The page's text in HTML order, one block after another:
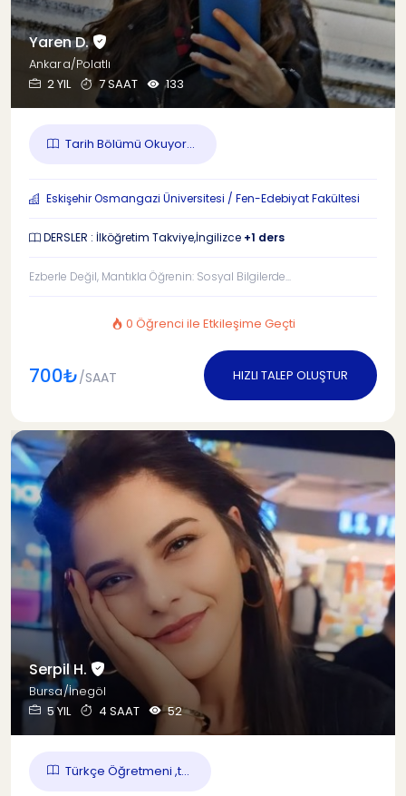
Yaren D.
Ankara/Polatlı
2 YIL
7 SAAT 133
Tarih Bölümü Okuyor...
Eskişehir Osmangazi Üniversitesi / Fen-Edebiyat Fakültesi
DERSLER : İlköğretim Takviye,İngilizce +1 ders
Ezberle Değil, Mantıkla Öğrenin: Sosyal Bilgilerde...
0 Öğrenci ile Etkileşime Geçti
700₺/SAAT HIZLI TALEP OLUŞTUR
Serpil H.
Bursa/İnegöl
5 YIL
4 SAAT 52
Türkçe Öğretmeni ,t...